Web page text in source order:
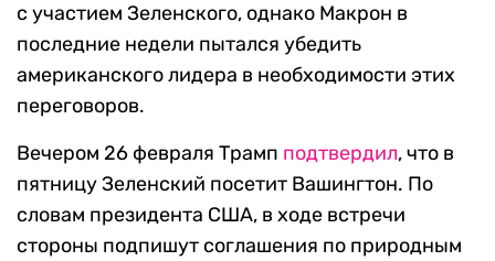
с участием Зеленского, однако Макрон в
последние недели пытался убедить
американского лидера в необходимости этих
переговоров.
Вечером 26 февраля Трамп подтвердил, что в
пятницу Зеленский посетит Вашингтон. По
словам президента США, в ходе встречи
стороны подпишут соглашения по природным